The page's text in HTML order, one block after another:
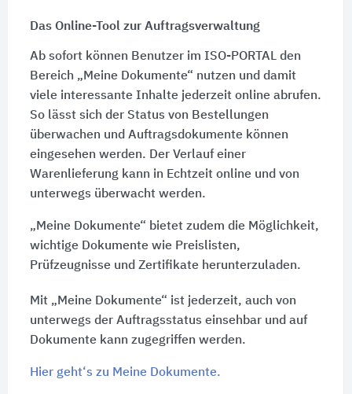
Das Online-Tool zur Auftragsverwaltung
Ab sofort können Benutzer im ISO-PORTAL den
Bereich „Meine Dokumente“ nutzen und damit
viele interessante Inhalte jederzeit online abrufen.
So lässt sich der Status von Bestellungen
überwachen und Auftragsdokumente können
eingesehen werden. Der Verlauf einer
Warenlieferung kann in Echtzeit online und von
unterwegs überwacht werden.
„Meine Dokumente“ bietet zudem die Möglichkeit,
wichtige Dokumente wie Preislisten,
Prüfzeugnisse und Zertifikate herunterzuladen.
Mit „Meine Dokumente“ ist jederzeit, auch von
unterwegs der Auftragsstatus einsehbar und auf
Dokumente kann zugegriffen werden.
Hier geht‘s zu Meine Dokumente.